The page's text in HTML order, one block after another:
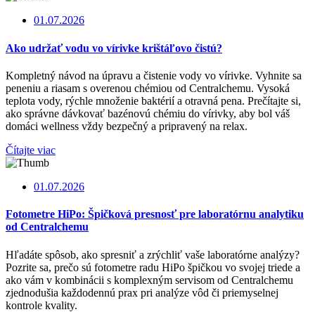
01.07.2026
Ako udržať vodu vo vírivke krištáľovo čistú?
Kompletný návod na úpravu a čistenie vody vo vírivke. Vyhnite sa
peneniu a riasam s overenou chémiou od Centralchemu. Vysoká
teplota vody, rýchle množenie baktérií a otravná pena. Prečítajte si,
ako správne dávkovať bazénovú chémiu do vírivky, aby bol váš
domáci wellness vždy bezpečný a pripravený na relax.
Čítajte viac
01.07.2026
Fotometre HiPo: Špičková presnosť pre laboratórnu analytiku
od Centralchemu
Hľadáte spôsob, ako spresniť a zrýchliť vaše laboratórne analýzy?
Pozrite sa, prečo sú fotometre radu HiPo špičkou vo svojej triede a
ako vám v kombinácii s komplexným servisom od Centralchemu
zjednodušia každodennú prax pri analýze vôd či priemyselnej
kontrole kvality.